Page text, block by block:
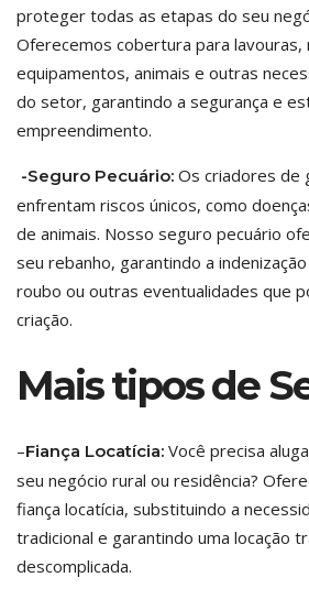
proteger todas as etapas do seu
Oferecemos cobertura para lavouras,
equipamentos, animais e outras
do setor, garantindo a segurança e
empreendimento.
-Seguro Pecuário: Os criadores de
enfrentam riscos únicos, como
de animais. Nosso seguro pecuário
seu rebanho, garantindo a
roubo ou outras eventualidades que
criação.
Mais tipos de
–Fiança Locatícia: Você precisa
seu negócio rural ou residência?
fiança locatícia, substituindo a
tradicional e garantindo uma locação
descomplicada.